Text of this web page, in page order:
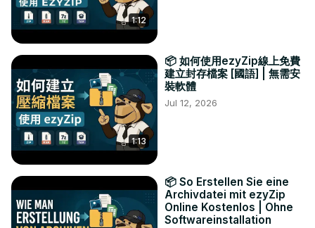
birleştirme!
#arşivbirleştirme #zipdosyaları #rardosyaları
#dosyaçıkarma #sıkıştırmaaraçları #ezyzip
1:12
1:13
📦 如何使用ezyZip線上免費
建立封存檔案 [國語] | 無需安
裝軟體
Jul 12, 2026
📦 So Erstellen Sie eine
Archivdatei mit ezyZip
Online Kostenlos | Ohne
Softwareinstallation